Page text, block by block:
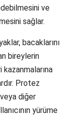
ve
sağlar.
bacaklarını
bireylerin
Protez
diğer
yürüme